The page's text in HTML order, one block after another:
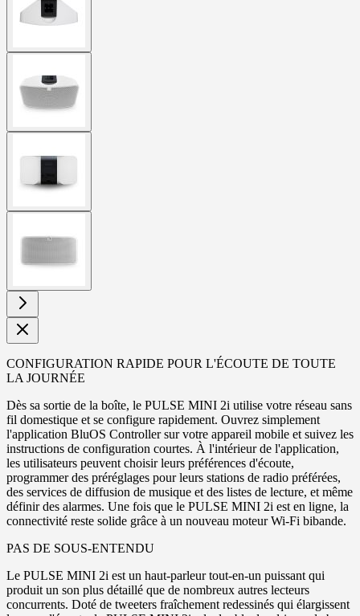
image
image
image
CONFIGURATION RAPIDE POUR L'ÉCOUTE DE TOUTE
LA JOURNÉE
Dès sa sortie de la boîte, le PULSE MINI 2i utilise votre réseau sans
fil domestique et se configure rapidement. Ouvrez simplement
l'application BluOS Controller sur votre appareil mobile et suivez les
instructions de configuration courtes. À l'intérieur de l'application,
les utilisateurs peuvent choisir leurs préférences d'écoute,
programmer des préréglages pour leurs stations de radio préférées,
des services de diffusion de musique et des listes de lecture, et même
définir des alarmes. Une fois que le PULSE MINI 2i est en ligne, la
connectivité reste solide grâce à un nouveau moteur Wi-Fi bibande.
PAS DE SOUS-ENTENDU
Le PULSE MINI 2i est un haut-parleur tout-en-un puissant qui
produit un son plus détaillé que de nombreux autres lecteurs
concurrents. Doté de tweeters fraîchement redessinés qui élargissent